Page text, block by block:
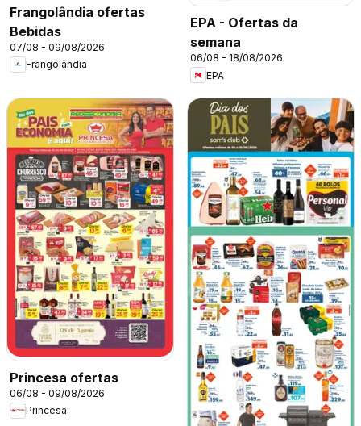
Frangolândia ofertas
Bebidas
07/08 - 09/08/2026
Frangolândia
EPA - Ofertas da
semana
06/08 - 18/08/2026
EPA
Princesa ofertas
06/08 - 09/08/2026
Princesa